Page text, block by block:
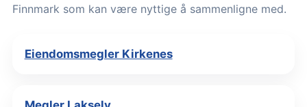
Finnmark som kan være nyttige å sammenligne med.
Eiendomsmegler Kirkenes